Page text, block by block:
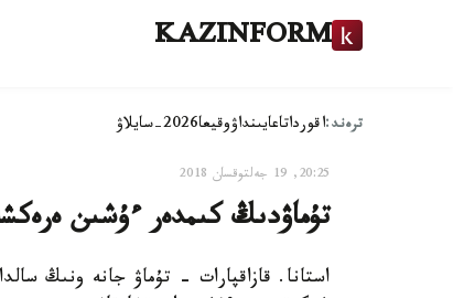
KAZINFORM
ترەند:اقورداتاعايىنداۋوقيعا2026-سايلاۋ
20:25, 19 جەلتوقسان 2018
تۇماۋدىڭ كىمدەر ءۇشىن
استانا. قازاقپارات - تۇماۋ جانە ونىڭ